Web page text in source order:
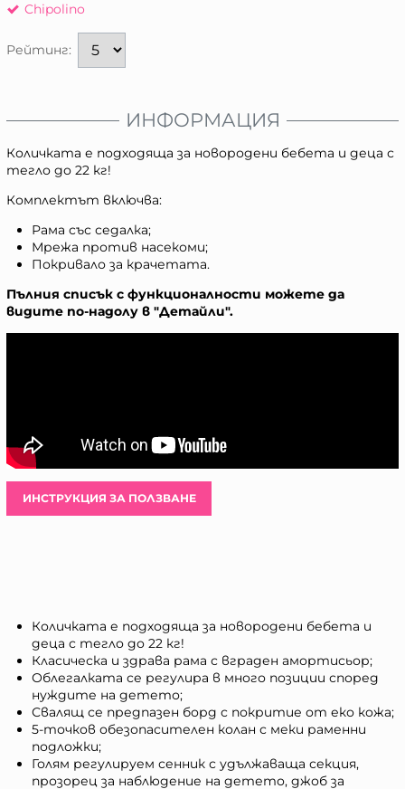
Chipolino
Рейтинг:
ИНФОРМАЦИЯ
Количката е подходяща за новородени бебета и деца с
тегло до 22 кг!
Комплектът включва:
Рама със седалка;
Мрежа против насекоми;
Покривало за крачетата.
Пълния списък с функционалности можете да
видите по-надолу в "Детайли".
ИНСТРУКЦИЯ ЗА ПОЛЗВАНЕ
Количката е подходяща за новородени бебета и
деца с тегло до 22 кг!
Класическа и здрава рама с вграден амортисьор;
Облегалката се регулира в много позиции според
нуждите на детето;
Свалящ се предпазен борд с покритие от еко кожа;
5-точков обезопасителен колан с меки раменни
подложки;
Голям регулируем сенник с удължаваща секция,
прозорец за наблюдение на детето, джоб за